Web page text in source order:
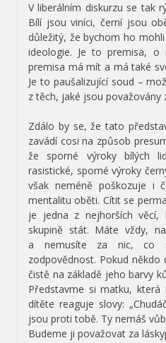
V liberálním diskurzu se tak
Bílí jsou viníci, černí jsou
důležitý, že bychom ho
ideologie. Je to premisa, o
premisa má mít a má také
Je to paušalizující soud –
z těch, jaké jsou považovány
Zdálo by se, že tato
zavádí cosi na způsob
že sporné výroky bílých
rasistické, sporné výroky
však neméně poškozuje i
mentalitu oběti. Cítit se
je jedna z nejhorších
skupině stát. Máte vždy,
a nemusíte za nic, co
zodpovědnost. Pokud
čistě na základě jeho barvy
Představme si matku, která
dítěte reaguje slovy:
jsou proti tobě. Ty nemáš
Budeme ji považovat za